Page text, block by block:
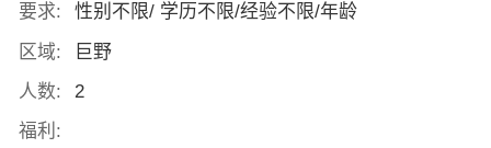
要求:
性别不限/ 学历不限/经验不限/年龄
区域:
巨野
人数:
2
福利: